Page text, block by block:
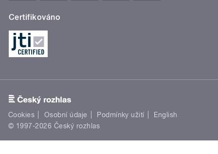
Certifikováno
Cookies Osobní údaje Podmínky užití
English
© 1997-2026 Český rozhlas